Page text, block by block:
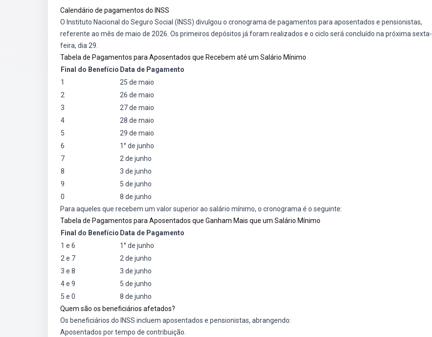
Calendário de pagamentos do INSS
O Instituto Nacional do Seguro Social (INSS) divulgou o cronograma de pagamentos para aposentados e pensionistas,
referente ao mês de maio de 2026. Os primeiros depósitos já foram realizados e o ciclo será concluído na próxima sexta-
feira, dia 29.
Tabela de Pagamentos para Aposentados que Recebem até um Salário Mínimo
Final do Benefício Data de Pagamento
1
25 de maio
2
26 de maio
3
27 de maio
4
28 de maio
5
29 de maio
6
1° de junho
7
2 de junho
8
3 de junho
9
5 de junho
0
8 de junho
Para aqueles que recebem um valor superior ao salário mínimo, o cronograma é o seguinte:
Tabela de Pagamentos para Aposentados que Ganham Mais que um Salário Mínimo
Final do Benefício Data de Pagamento
1 e 6
1° de junho
2 e 7
2 de junho
3 e 8
3 de junho
4 e 9
5 de junho
5 e 0
8 de junho
Quem são os beneficiários afetados?
Os beneficiários do INSS incluem aposentados e pensionistas, abrangendo:
Aposentados por tempo de contribuição.